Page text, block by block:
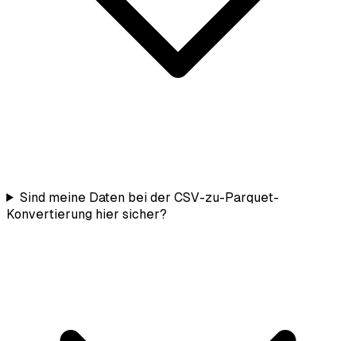
Sind meine Daten bei der CSV-zu-Parquet-
Konvertierung hier sicher?